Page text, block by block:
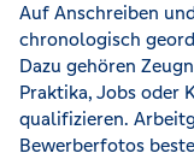
Auf Anschreiben
chronologisch
Dazu gehören
Praktika, Jobs oder
qualifizieren.
Bewerberfotos